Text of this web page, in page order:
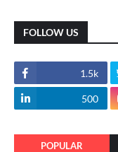
FOLLOW US
1.5k
500
POPULAR